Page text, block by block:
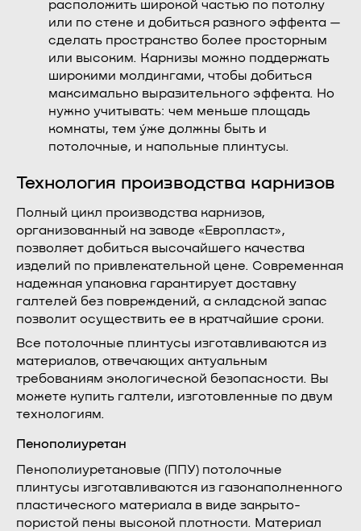
расположить широкой частью по потолку
или по стене и добиться разного эффекта —
сделать пространство более просторным
или высоким. Карнизы можно поддержать
широкими молдингами, чтобы добиться
максимально выразительного эффекта. Но
нужно учитывать: чем меньше площадь
комнаты, тем у́же должны быть и
потолочные, и напольные плинтусы.
Технология производства карнизов
Полный цикл производства карнизов,
организованный на заводе «Европласт»,
позволяет добиться высочайшего качества
изделий по привлекательной цене. Современная
надежная упаковка гарантирует доставку
галтелей без повреждений, а складской запас
позволит осуществить ее в кратчайшие сроки.
Все потолочные плинтусы изготавливаются из
материалов, отвечающих актуальным
требованиям экологической безопасности. Вы
можете купить галтели, изготовленные по двум
технологиям.
Пенополиуретан
Пенополиуретановые (ППУ) потолочные
плинтусы изготавливаются из газонаполненного
пластического материала в виде закрыто-
пористой пены высокой плотности. Материал